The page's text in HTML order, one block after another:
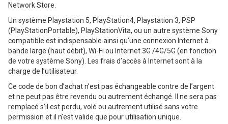
Network Store.
Un système Playstation 5, PlayStation4, Playstation 3, PSP
(PlayStationPortable), PlayStationVita, ou un autre système Sony
compatible est indispensable ainsi qu’une connexion Internet à
bande large (haut débit), Wi-Fi ou Internet 3G /4G/5G (en fonction
de votre système Sony). Les frais d’accès à Internet sont à la
charge de l’utilisateur.
Ce code de bon d’achat n’est pas échangeable contre de l’argent
et ne peut pas être revendu ou autrement échangé. Il ne sera pas
remplacé s’il est perdu, volé ou autrement utilisé sans votre
permission et il n’est valide que pour utilisation unique.